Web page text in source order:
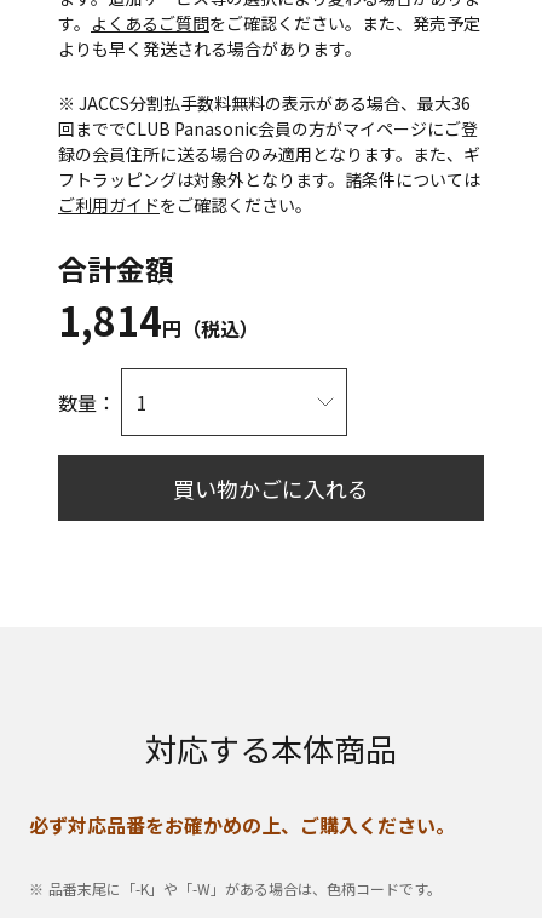
す。 よくあるご質問をご確認ください。また、発売予定
よりも早く発送される場合があります。
※ JACCS分割払手数料無料の表示がある場合、最大36
回まででCLUB Panasonic会員の方がマイページにご登
録の会員住所に送る場合のみ適用となります。また、ギ
フトラッピングは対象外となります。諸条件については
ご利用ガイドをご確認ください。
合計金額
1,814円（税込）
数量：
買い物かごに入れる
対応する本体商品
必ず対応品番をお確かめの上、ご購入ください。
品番末尾に「-K」や「-W」がある場合は、色柄コードです。